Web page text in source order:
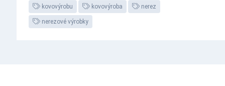
kovovýrobu kovovýroba nerez
nerezové výrobky